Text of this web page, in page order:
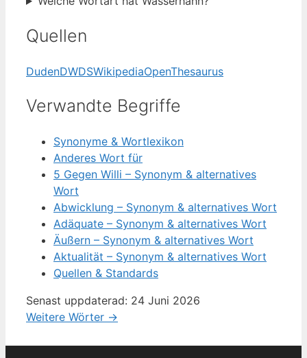
Quellen
DudenDWDSWikipediaOpenThesaurus
Verwandte Begriffe
Synonyme & Wortlexikon
Anderes Wort für
5 Gegen Willi – Synonym & alternatives
Wort
Abwicklung – Synonym & alternatives Wort
Adäquate – Synonym & alternatives Wort
Äußern – Synonym & alternatives Wort
Aktualität – Synonym & alternatives Wort
Quellen & Standards
Senast uppdaterad: 24 Juni 2026
Weitere Wörter →